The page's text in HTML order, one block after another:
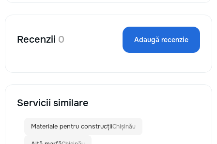
Recenzii 0 Adaugă recenzie
Servicii similare
Materiale pentru construcțiiChișinău